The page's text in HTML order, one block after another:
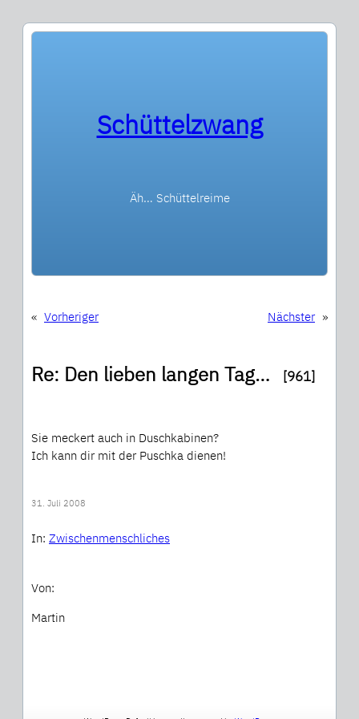
Schüttelzwang
Äh… Schüttelreime
« Vorheriger Nächster »
Re: Den lieben langen Tag… [961]
Sie meckert auch in Duschkabinen?
Ich kann dir mit der Puschka dienen!
31. Juli 2008
In: Zwischenmenschliches
Von:
Martin